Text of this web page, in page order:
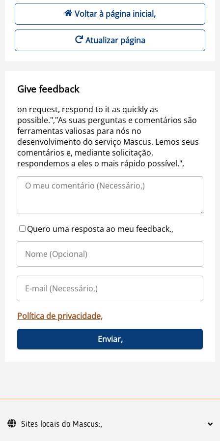
Voltar à página inicial,
Atualizar página
Give feedback
on request, respond to it as quickly as
possible.","As suas perguntas e comentários são
ferramentas valiosas para nós no
desenvolvimento do serviço Mascus. Lemos seus
comentários e, mediante solicitação,
respondemos a eles o mais rápido possível.",
Quero uma resposta ao meu feedback.,
Política de privacidade,
Enviar,
Sites locais do Mascus:,